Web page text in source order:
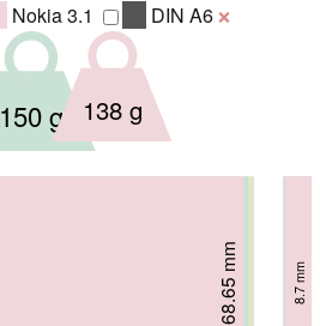
Nokia 3.1 DIN A6 ❌
71 mm 9.3 mm
71 mm 9 mm
71.3 mm 8.4 mm
150 g
68.65 mm 8.7 mm
138 g